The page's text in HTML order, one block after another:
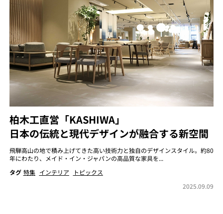
柏木工直営「KASHIWA」
日本の伝統と現代デザインが融合する新空間
飛騨高山の地で積み上げてきた高い技術力と独自のデザインスタイル。約80
年にわたり、メイド・イン・ジャパンの高品質な家具を...
タグ 特集 インテリア
トピックス
2025.09.09